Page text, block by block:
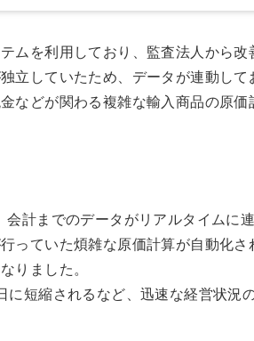
ムを利用しており、監査法人から改
立していたため、データが連動し
などが関わる複雑な輸入商品の原
計までのデータがリアルタイムに
っていた煩雑な原価計算が自動化
りました。
短縮されるなど、迅速な経営状況